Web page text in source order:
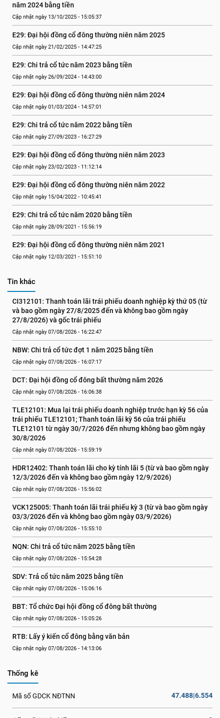
năm 2024 bằng tiền
Cập nhật ngày 13/10/2025 - 15:05:37
E29: Đại hội đồng cổ đông thường niên năm 2025
Cập nhật ngày 21/02/2025 - 14:47:25
E29: Chi trả cổ tức năm 2023 bằng tiền
Cập nhật ngày 26/09/2024 - 14:43:00
E29: Đại hội đồng cổ đông thường niên năm 2024
Cập nhật ngày 01/03/2024 - 14:57:01
E29: Chi trả cổ tức năm 2022 bằng tiền
Cập nhật ngày 27/09/2023 - 16:27:29
E29: Đại hội đồng cổ đông thường niên năm 2023
Cập nhật ngày 23/02/2023 - 11:12:14
E29: Đại hội đồng cổ đông thường niên năm 2022
Cập nhật ngày 15/04/2022 - 10:45:41
E29: Chi trả cổ tức năm 2020 bằng tiền
Cập nhật ngày 28/09/2021 - 15:56:19
E29: Đại hội đồng cổ đông thường niên năm 2021
Cập nhật ngày 12/03/2021 - 15:51:10
Tin khác
CI312101: Thanh toán lãi trái phiếu doanh nghiệp kỳ thứ 05 (từ
và bao gồm ngày 27/8/2025 đến và không bao gồm ngày
27/8/2026) và gốc trái phiếu
Cập nhật ngày 07/08/2026 - 16:22:47
NBW: Chi trả cổ tức đợt 1 năm 2025 bằng tiền
Cập nhật ngày 07/08/2026 - 16:07:17
DCT: Đại hội đồng cổ đông bất thường năm 2026
Cập nhật ngày 07/08/2026 - 16:06:38
TLE12101: Mua lại trái phiếu doanh nghiệp trước hạn kỳ 56 của
trái phiếu TLE12101; Thanh toán lãi kỳ 56 của trái phiếu
TLE12101 từ ngày 30/7/2026 đến nhưng không bao gồm ngày
30/8/2026
Cập nhật ngày 07/08/2026 - 15:59:19
HDR12402: Thanh toán lãi cho kỳ tính lãi 5 (từ và bao gồm ngày
12/3/2026 đến và không bao gồm ngày 12/9/2026)
Cập nhật ngày 07/08/2026 - 15:56:02
VCK125005: Thanh toán lãi trái phiếu kỳ 3 (từ và bao gồm ngày
03/3/2026 đến và không bao gồm ngày 03/9/2026)
Cập nhật ngày 07/08/2026 - 15:55:10
NQN: Chi trả cổ tức năm 2025 bằng tiền
Cập nhật ngày 07/08/2026 - 15:54:28
SDV: Trả cổ tức năm 2025 bằng tiền
Cập nhật ngày 07/08/2026 - 15:06:16
BBT: Tổ chức Đại hội đồng cổ đông bất thường
Cập nhật ngày 07/08/2026 - 15:05:26
RTB: Lấy ý kiến cổ đông bằng văn bản
Cập nhật ngày 07/08/2026 - 14:13:06
Thống kê
Mã số GDCK NĐTNN 47.488|6.554